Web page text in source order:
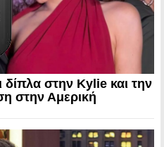
στην Kylie και την
στην Αμερική